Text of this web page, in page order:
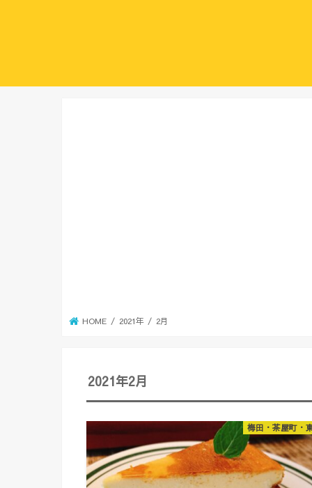
HOME 2021年 2月
2021年2月
梅田・茶屋町・